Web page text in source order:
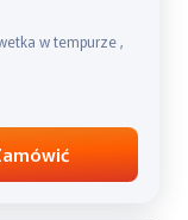
w tempurze ,